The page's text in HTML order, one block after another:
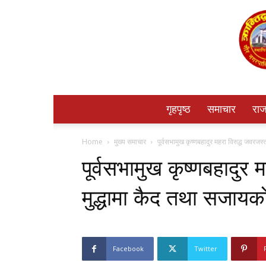
गृहपृष्ठ समाचार
Home मुख्य समाचार पूर्वसभामुख कृष्णबहादुर महरा विरुद्ध
पूर्वसभामुख कृष्णबहादुर
मुद्धामा कैद तथा
Facebook Twitter